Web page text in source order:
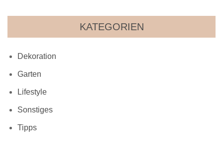
KATEGORIEN
Dekoration
Garten
Lifestyle
Sonstiges
Tipps